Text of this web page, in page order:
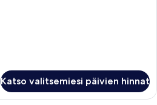
Katso valitsemiesi päivien hinnat